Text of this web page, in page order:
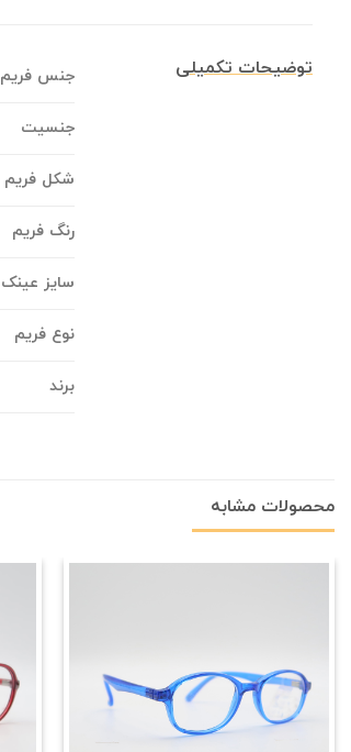
توضیحات تکمیلی جنس فریم
جنسیت
شکل فریم
رنگ فریم
سایز عینک
نوع فریم
برند
محصولات مشابه